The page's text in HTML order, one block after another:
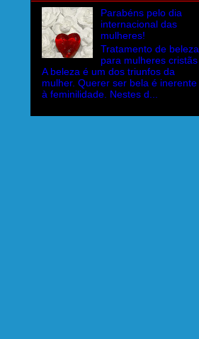
Parabéns pelo dia
internacional das
mulheres!
Tratamento de beleza
para mulheres cristãs
A beleza é um dos triunfos da
mulher. Querer ser bela é inerente
à feminilidade. Nestes d...